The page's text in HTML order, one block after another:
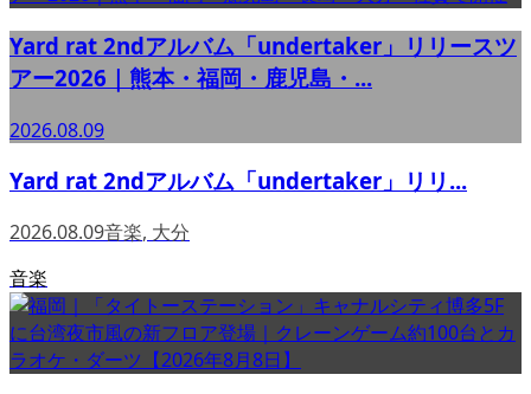
Yard rat 2ndアルバム「undertaker」リリースツ
アー2026｜熊本・福岡・鹿児島・...
2026.08.09
Yard rat 2ndアルバム「undertaker」リリ...
2026.08.09音楽, 大分
音楽